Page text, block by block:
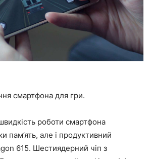
смартфона для гри.
роботи смартфона
пам’ять, але і продуктивний
615. Шестиядерний чіп з